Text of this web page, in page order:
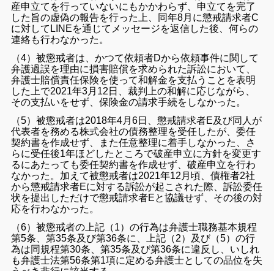
産申立てを行っていないにもかかわらず、申立てを完了
した旨の虚偽の報告を行った上、同年8月に懲戒請求者C
に対してLINEを通じてメッセージを返信した後、何らの
連絡も行わなかった。
（4）被懲戒者は、かつて依頼者Dから依頼事件に関して
弁護過誤を理由に損害賠償を求められた訴訟において、
弁護士賠償責任保険を使って和解金を支払うことを表明
した上で2021年3月12日、裁判上の和解に応じながら、
その支払いをせず、保険金の請求手続をしなかった。
（5）被懲戒者は2018年4月6日、懲戒請求者E及び同人が
代表者を務める株式会社の債務整理を受任したが、委任
契約書を作成せず、また任意整理に着手しなかった、さ
らに受任後1年ほどしたところで破産申立に方針を変更す
るにあたっても委任契約書を作成せず、破産申立を行わ
なかった。加えて被懲戒者は2021年12月頃、債権者2社
から懲戒請求者Eに対する訴訟が起こされた際、訴訟委任
状を提出しただけで懲戒請求者Eと協議せず、その後の対
応を行わなかった。
（6）被懲戒者の上記（1）の行為は弁護士職務基本規程
第5条、第35条及び第36条に、上記（2）及び（5）の行
為は同規程第30条、第35条及び第36条に違反し、いしれ
も弁護士法第56条第1項に定める弁護士としての品位を失